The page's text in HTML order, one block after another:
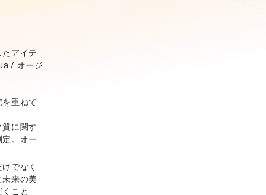
アイテ
/ オージ
重ねて
に関す
。オー
でなく
来の美
こと